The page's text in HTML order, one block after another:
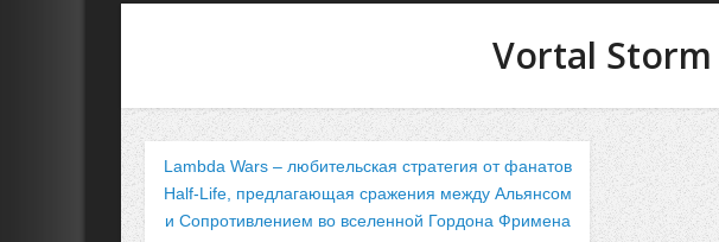
Vortal Storm
Lambda Wars – любительская стратегия от фанатов
Half-Life, предлагающая сражения между Альянсом
и Сопротивлением во вселенной Гордона Фримена